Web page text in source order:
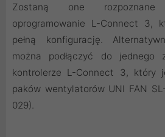
Zostaną one rozpoznane
oprogramowanie L-Connect 3,
pełną konfigurację.
można podłączyć do
kontrolerze L-Connect 3, który
paków wentylatorów UNI FAN
029).